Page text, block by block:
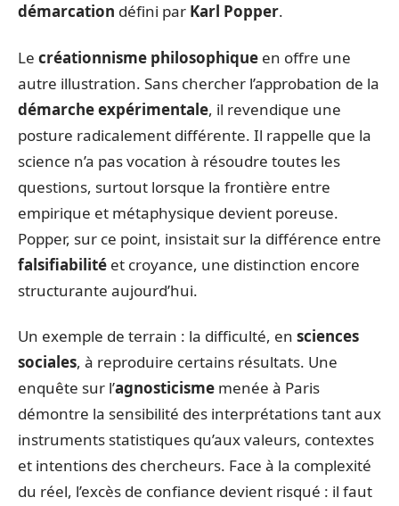
démarcation défini par Karl Popper.
Le créationnisme philosophique en offre une
autre illustration. Sans chercher l’approbation de la
démarche expérimentale, il revendique une
posture radicalement différente. Il rappelle que la
science n’a pas vocation à résoudre toutes les
questions, surtout lorsque la frontière entre
empirique et métaphysique devient poreuse.
Popper, sur ce point, insistait sur la différence entre
falsifiabilité et croyance, une distinction encore
structurante aujourd’hui.
Un exemple de terrain : la difficulté, en sciences
sociales, à reproduire certains résultats. Une
enquête sur l’agnosticisme menée à Paris
démontre la sensibilité des interprétations tant aux
instruments statistiques qu’aux valeurs, contextes
et intentions des chercheurs. Face à la complexité
du réel, l’excès de confiance devient risqué : il faut